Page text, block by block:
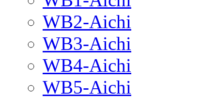
WB2-Aichi
WB3-Aichi
WB4-Aichi
WB5-Aichi